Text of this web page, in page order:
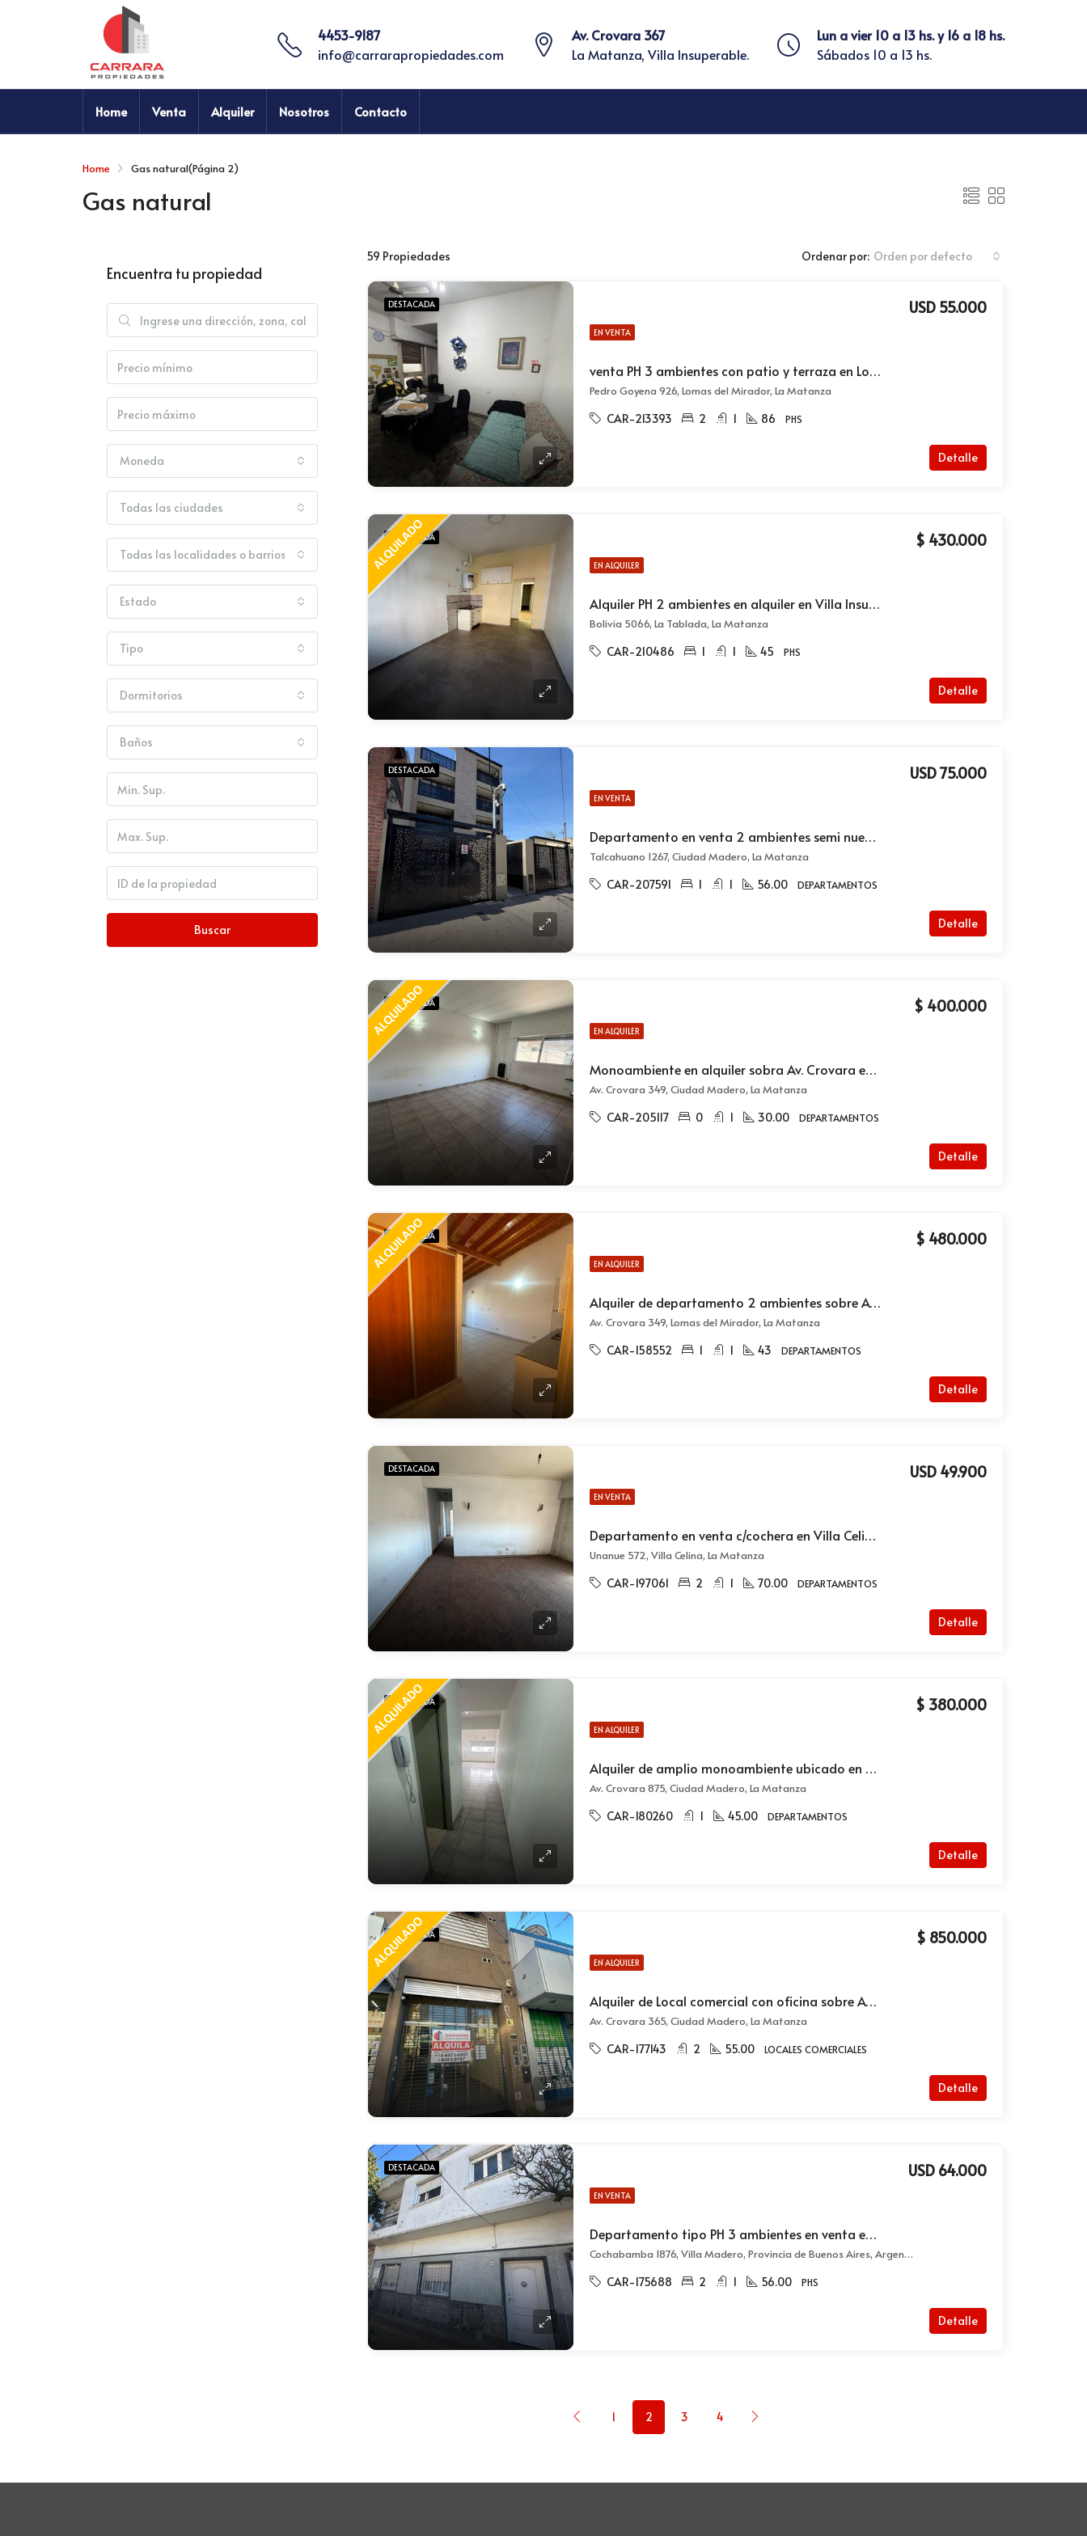
4453-9187
info@carrarapropiedades.com
Av. Crovara 367
La Matanza, Villa Insuperable.
Lun a vier 10 a 13 hs. y 16 a 18 hs.
Sábados 10 a 13 hs.
Home Venta Alquiler Nosotros Contacto
Home Gas natural(Página 2)
Gas natural
59 Propiedades Ordenar por: Orden por defecto
DESTACADA
EN VENTA
venta PH 3 ambientes con patio y terraza en Lomas del Mirador
USD 55.000
Pedro Goyena 926, Lomas del Mirador, La Matanza
CAR-213393 2 1 86 PHS
Detalle
DESTACADA
EN ALQUILER
Alquiler PH 2 ambientes en alquiler en Villa Insuperable
$ 430.000
Bolivia 5066, La Tablada, La Matanza
CAR-210486 1 1 45 PHS
Detalle
DESTACADA
EN VENTA
Departamento en venta 2 ambientes semi nuevo en Villa Madero
USD 75.000
Talcahuano 1267, Ciudad Madero, La Matanza
CAR-207591 1 1 56.00 DEPARTAMENTOS
Detalle
DESTACADA
EN ALQUILER
Monoambiente en alquiler sobra Av. Crovara en Villa Madero
$ 400.000
Av. Crovara 349, Ciudad Madero, La Matanza
CAR-205117 0 1 30.00 DEPARTAMENTOS
Detalle
DESTACADA
EN ALQUILER
Alquiler de departamento 2 ambientes sobre Av. Crovara en Villa Madero
$ 480.000
Av. Crovara 349, Lomas del Mirador, La Matanza
CAR-158552 1 1 43 DEPARTAMENTOS
Detalle
DESTACADA
EN VENTA
Departamento en venta c/cochera en Villa Celina 3 ambientes amplio
USD 49.900
Unanue 572, Villa Celina, La Matanza
CAR-197061 2 1 70.00 DEPARTAMENTOS
Detalle
DESTACADA
EN ALQUILER
Alquiler de amplio monoambiente ubicado en Crovara al 800 Villa Madero
$ 380.000
Av. Crovara 875, Ciudad Madero, La Matanza
CAR-180260 1 45.00 DEPARTAMENTOS
Detalle
DESTACADA
EN ALQUILER
Alquiler de Local comercial con oficina sobre Av. Crovara en Villa Madero
$ 850.000
Av. Crovara 365, Ciudad Madero, La Matanza
CAR-177143 2 55.00 LOCALES COMERCIALES
Detalle
DESTACADA
EN VENTA
Departamento tipo PH 3 ambientes en venta en Villa Madero
USD 64.000
Cochabamba 1876, Villa Madero, Provincia de Buenos Aires, Argentina, Ciudad Madero, La Matanza
CAR-175688 2 1 56.00 PHS
Detalle
1 2 3 4
Encuentra tu propiedad
Moneda
Todas las ciudades
Todas las localidades o barrios
Estado
Tipo
Dormitorios
Baños
Buscar